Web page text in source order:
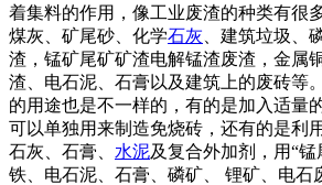
着集料的作用，像工业废渣的种类有很
煤灰、矿尾砂、化学石灰 、建筑垃圾、
渣，锰矿尾矿矿渣电解锰渣废渣，金属
渣、电石泥、石膏以及建筑上的废砖等
的用途也是不一样的，有的是加入适量
可以单独用来制造免烧砖，还有的是利
石灰、石膏、 水泥及复合外加剂，用“
铁、电石泥、石膏、磷矿、 锂矿、电石